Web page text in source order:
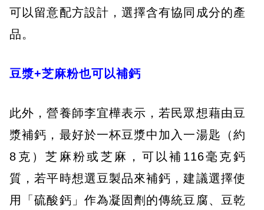
可以留意配方設計，選擇含有協同成分的產
品。
豆漿+芝麻粉也可以補鈣
此外，營養師李宜樺表示，若民眾想藉由豆
漿補鈣，最好於一杯豆漿中加入一湯匙（約
8克）芝麻粉或芝麻，可以補116毫克鈣
質，若平時想選豆製品來補鈣，建議選擇使
用「硫酸鈣」作為凝固劑的傳統豆腐、豆乾